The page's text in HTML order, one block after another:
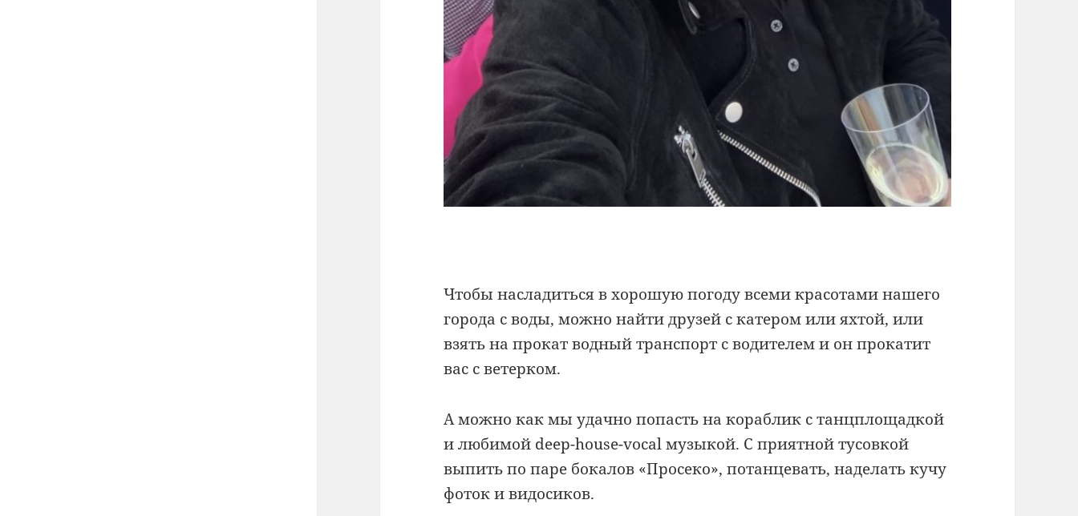
Чтобы насладиться в хорошую погоду всеми красотами нашего
города с воды, можно найти друзей с катером или яхтой, или
взять на прокат водный транспорт с водителем и он прокатит
вас с ветерком.
А можно как мы удачно попасть на кораблик с танцплощадкой
и любимой deep-house-vocal музыкой. С приятной тусовкой
выпить по паре бокалов «Просеко», потанцевать, наделать кучу
фоток и видосиков.